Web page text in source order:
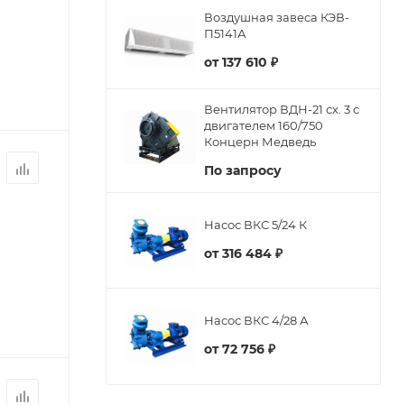
Воздушная завеса КЭВ-
П5141А
от137 610 ₽
Вентилятор ВДН-21 сх. 3 с
двигателем 160/750
Концерн Медведь
По запросу
Насос ВКС 5/24 К
от316 484 ₽
Насос ВКС 4/28 А
от72 756 ₽